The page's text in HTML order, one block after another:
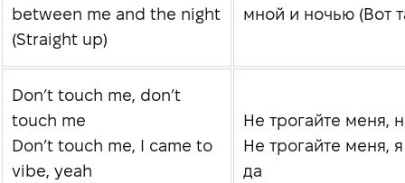
between me and the night
(Straight up)
мной и ночью (Вот
Don’t touch me, don’t
touch me
Don’t touch me, I came to
vibe, yeah
Не трогайте меня,
Не трогайте меня,
да